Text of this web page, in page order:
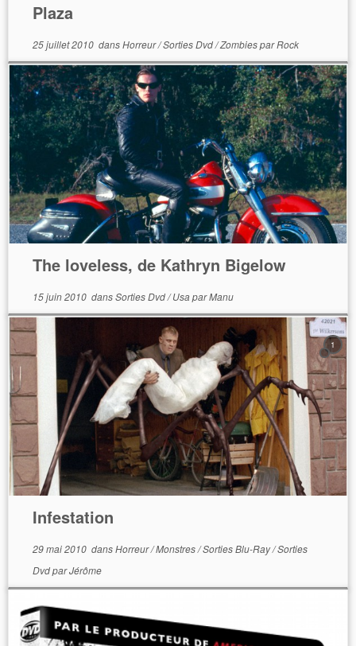
Plaza
25 juillet 2010dansHorreur/Sorties Dvd/ZombiesparRock
The loveless, de Kathryn Bigelow
15 juin 2010dansSorties Dvd/UsaparManu
1
Infestation
29 mai 2010dansHorreur/Monstres/Sorties Blu-Ray/Sorties
DvdparJérôme